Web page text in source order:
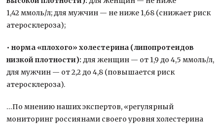
1,42 ммоль/л; для мужчин — не ниже 1,68 (снижает риск
атеросклероза);
• норма «плохого» холестерина (липопротеидов
низкой плотности): для женщин — от 1,9 до 4,5 ммоль/л,
для мужчин — от 2,2 до 4,8 (повышается риск
атеросклероза).
…По мнению наших экспертов, «регулярный
мониторинг россиянами своего уровня холестерина